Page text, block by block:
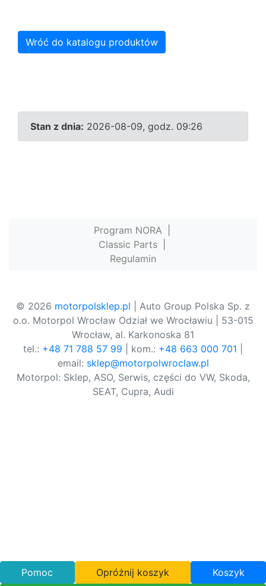
Wróć do katalogu produktów
Stan z dnia: 2026-08-09, godz. 09:26
Program NORA
Classic Parts
Regulamin
© 2026 motorpolsklep.pl | Auto Group Polska Sp. z
o.o. Motorpol Wrocław Odział we Wrocławiu | 53-015
Wrocław, al. Karkonoska 81
tel.: +48 71 788 57 99 | kom.: +48 663 000 701
email: sklep@motorpolwroclaw.pl
Motorpol: Sklep, ASO, Serwis, części do VW, Skoda,
SEAT, Cupra, Audi
Pomoc Opróżnij koszyk Koszyk